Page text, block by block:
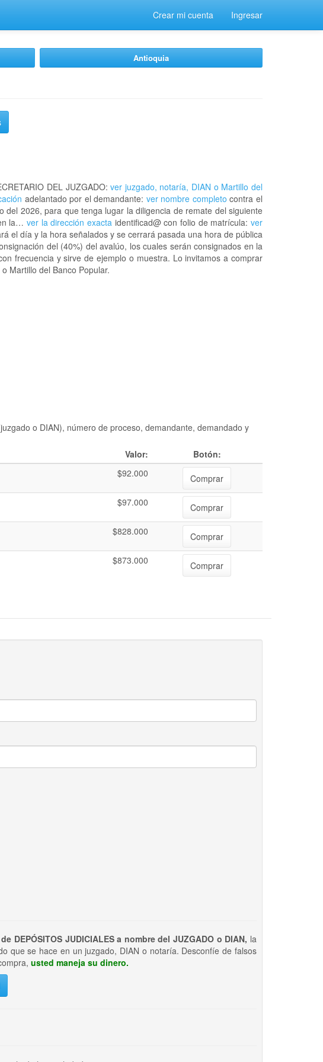
Crear mi cuenta Ingresar
Antioquia
DEL JUZGADO: ver juzgado, notaría, DIAN o Martillo del
adelantado por el demandante: ver nombre completo contra el
del 2026, para que tenga lugar la diligencia de remate del siguiente
en la…ver la dirección exacta identificad@ con folio de matrícula:ver
el día y la hora señalados y se cerrará pasada una hora de pública
del (40%) del avalúo, los cuales serán consignados en la
frecuencia y sirve de ejemplo o muestra. Lo invitamos a comprar
Martillo del Banco Popular.
o DIAN), número de proceso, demandante, demandado y
Valor:
Botón:
$92.000
Comprar
$97.000
Comprar
$828.000
Comprar
$873.000 Comprar
DEPÓSITOS JUDICIALES a nombre del JUZGADO o DIAN, la
que se hace en un juzgado, DIAN o notaría. Desconfíe de falsos
usted maneja su dinero.